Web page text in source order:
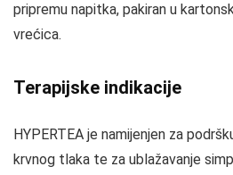
pripremu napitka, pakiran u
vrećica.
Terapijske indikacije
HYPERTEA je namijenjen za
krvnog tlaka te za ublažavanje